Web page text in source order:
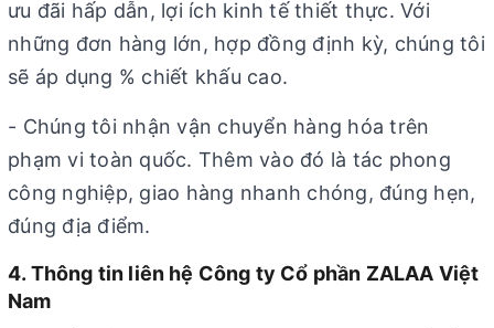
ưu đãi hấp dẫn, lợi ích kinh tế thiết thực. Với
những đơn hàng lớn, hợp đồng định kỳ, chúng tôi
sẽ áp dụng % chiết khấu cao.
- Chúng tôi nhận vận chuyển hàng hóa trên
phạm vi toàn quốc. Thêm vào đó là tác phong
công nghiệp, giao hàng nhanh chóng, đúng hẹn,
đúng địa điểm.
4. Thông tin liên hệ Công ty Cổ phần ZALAA Việt
Nam